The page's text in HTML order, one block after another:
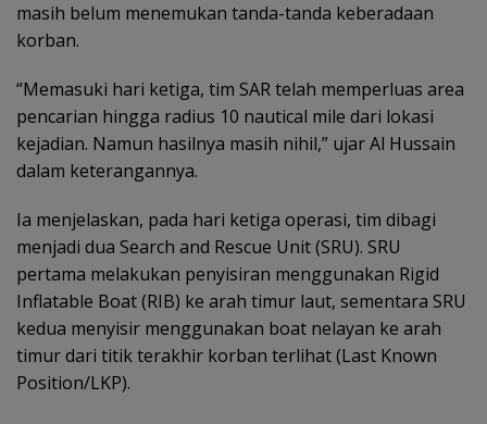
masih belum menemukan tanda-tanda keberadaan
korban.
“Memasuki hari ketiga, tim SAR telah memperluas area
pencarian hingga radius 10 nautical mile dari lokasi
kejadian. Namun hasilnya masih nihil,” ujar Al Hussain
dalam keterangannya.
Ia menjelaskan, pada hari ketiga operasi, tim dibagi
menjadi dua Search and Rescue Unit (SRU). SRU
pertama melakukan penyisiran menggunakan Rigid
Inflatable Boat (RIB) ke arah timur laut, sementara SRU
kedua menyisir menggunakan boat nelayan ke arah
timur dari titik terakhir korban terlihat (Last Known
Position/LKP).